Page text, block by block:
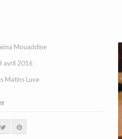
Mouaddine
avril 2016
Matins Luxe